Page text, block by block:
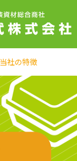
当社の特徴